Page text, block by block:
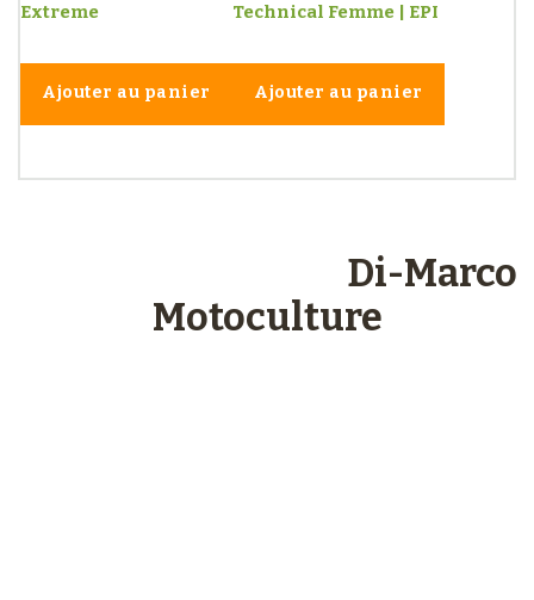
Extreme
Ajouter au panier
Technical Femme | EPI
Ajouter au panier
Di-Marco
Motoculture